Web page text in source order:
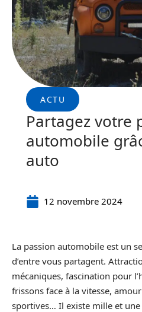
ACTU
Partagez votre
automobile
auto
12 novembre 2024
La passion automobile est un
d’entre vous partagent.
mécaniques, fascination pour
frissons face à la vitesse,
sportives… Il existe mille et une